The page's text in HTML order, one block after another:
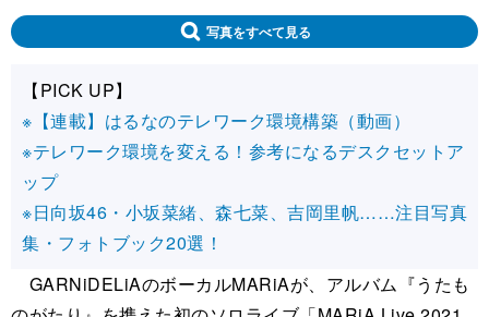
写真をすべて見る
【PICK UP】
※【連載】はるなのテレワーク環境構築（動画）
※テレワーク環境を変える！参考になるデスクセットア
ップ
※日向坂46・小坂菜緒、森七菜、吉岡里帆……注目写真
集・フォトブック20選！
GARNiDELiAのボーカルMARiAが、アルバム『うたも